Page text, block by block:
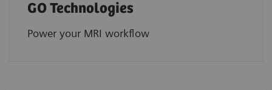
GO Technologies
Power your MRI workflow